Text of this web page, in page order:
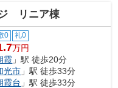
リニア棟
0 礼0
万円
霞 」駅 徒歩20分
光市 」駅 徒歩33分
霞台 」駅 徒歩33分